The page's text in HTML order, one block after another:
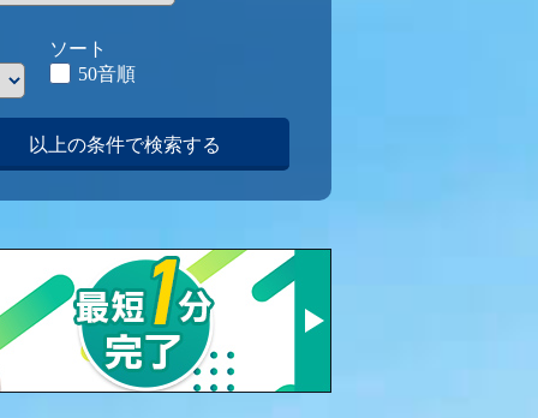
ソート
50音順
以上の条件で検索する